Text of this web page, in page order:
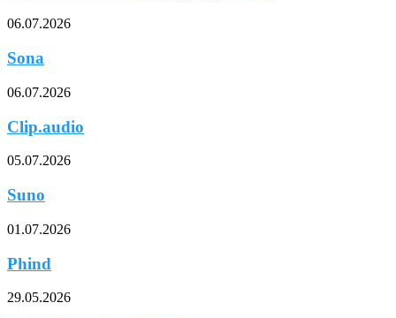
06.07.2026
Sona
06.07.2026
Clip.audio
05.07.2026
Suno
01.07.2026
Phind
29.05.2026